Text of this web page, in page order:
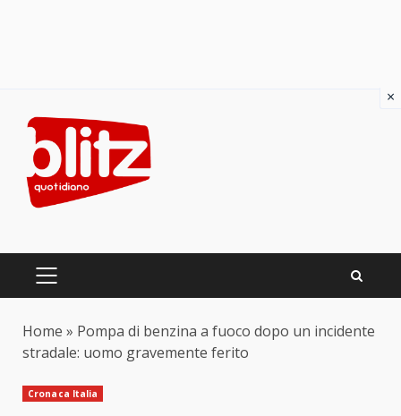
content
PRIMARY
Home » Pompa di benzina a fuoco dopo un incidente
stradale: uomo gravemente ferito
Cronaca Italia
×